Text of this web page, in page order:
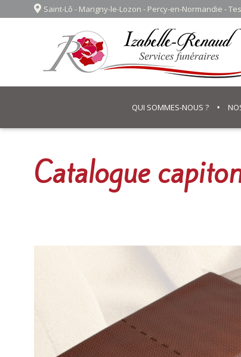
Saint-Lô - Marigny-le-Lozon - Percy-en-Normandie -
QUI SOMMES-NOUS ?
Catalogue